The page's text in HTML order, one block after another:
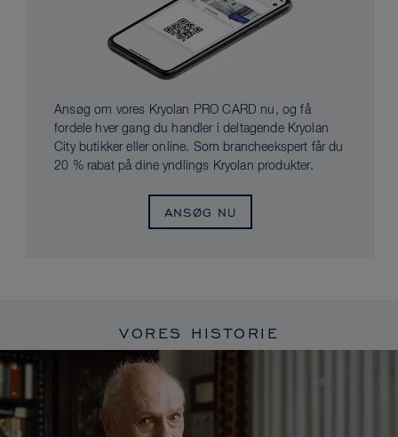
Ansøg om vores Kryolan PRO CARD nu, og få
fordele hver gang du handler i deltagende Kryolan
City butikker eller online. Som brancheekspert får du
20 % rabat på dine yndlings Kryolan produkter.
ANSØG NU
VORES HISTORIE